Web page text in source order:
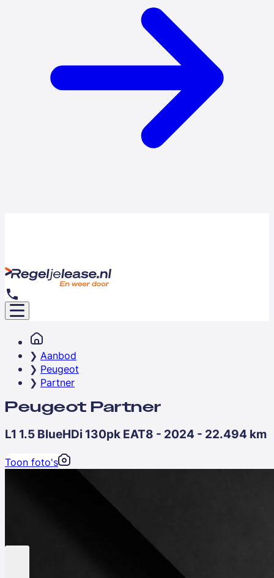
Aanbod
Peugeot
Partner
Peugeot Partner
L1 1.5 BlueHDi 130pk EAT8 - 2024 - 22.494 km
Toon foto's